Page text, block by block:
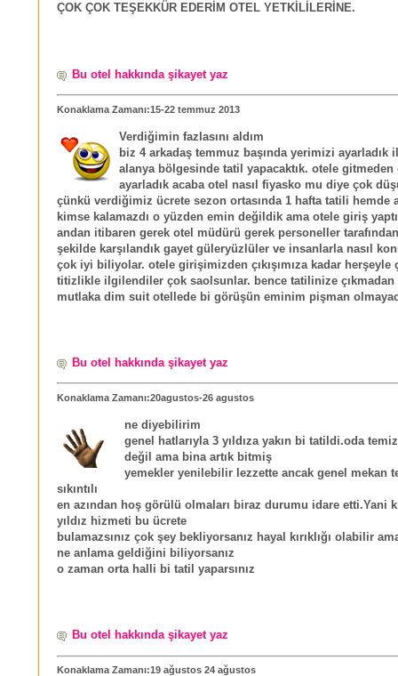
ÇOK ÇOK TEŞEKKÜR EDERİM OTEL YETKİLİLERİNE.
Bu otel hakkında şikayet yaz
Konaklama Zamanı:15-22 temmuz 2013
Verdiğimin fazlasını aldım
biz 4 arkadaş temmuz başında yerimizi ayarladık
alanya bölgesinde tatil yapacaktık. otele gitmeden
ayarladık acaba otel nasıl fiyasko mu diye çok
çünkü verdiğimiz ücrete sezon ortasında 1 hafta tatili hemde
kimse kalamazdı o yüzden emin değildik ama otele giriş
andan itibaren gerek otel müdürü gerek personeller
şekilde karşılandık gayet güleryüzlüler ve insanlarla nasıl
çok iyi biliyolar. otele girişimizden çıkışımıza kadar herşeyle
titizlikle ilgilendiler çok saolsunlar. bence tatilinize çıkmadan
mutlaka dim suit otellede bi görüşün eminim pişman
Bu otel hakkında şikayet yaz
Konaklama Zamanı:20agustos-26 agustos
ne diyebilirim
genel hatlarıyla 3 yıldıza yakın bi tatildi.oda
değil ama bina artık bitmiş
yemekler yenilebilir lezzette ancak genel mekan
sıkıntılı
en azından hoş görülü olmaları biraz durumu idare etti.Yani
yıldız hizmeti bu ücrete
bulamazsınız çok şey bekliyorsanız hayal kırıklığı olabilir
ne anlama geldiğini biliyorsanız
o zaman orta halli bi tatil yaparsınız
Bu otel hakkında şikayet yaz
Konaklama Zamanı:19 ağustos 24 ağustos